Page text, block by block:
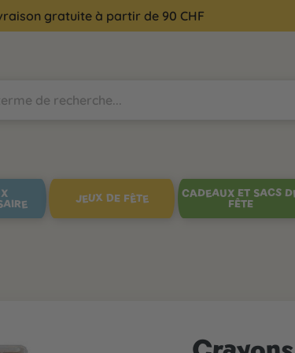
gratuite à partir de 90 CHF
JEUX DE FÊTE
CADEAUX ET SACS
FÊTE